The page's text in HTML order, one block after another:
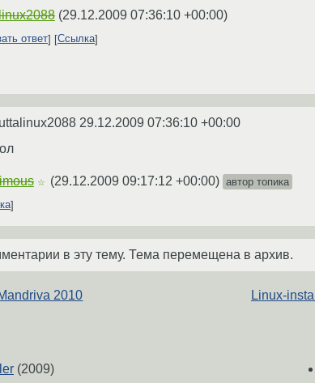
(29.12.2009 07:36:10 +00:00)
ответ Ссылка
29.12.2009 07:36:10 +00:00
☆ (29.12.2009 09:17:12 +00:00) автор топика
в эту тему. Тема перемещена в архив.
2010 Linux-install
(2009)